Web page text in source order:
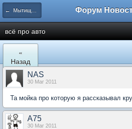
← Мытищи, Сукромка 21
всё про авто
«
Назад
NAS
30 Mar 2011
Та мойка про которую я рассказывал
A75
30 Mar 2011